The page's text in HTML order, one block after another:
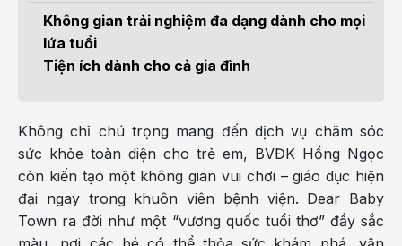
Không gian trải nghiệm đa dạng dành cho mọi
lứa tuổi
Tiện ích dành cho cả gia đình
Không chỉ chú trọng mang đến dịch vụ chăm sóc
sức khỏe toàn diện cho trẻ em, BVĐK Hồng Ngọc
còn kiến tạo một không gian vui chơi – giáo dục hiện
đại ngay trong khuôn viên bệnh viện. Dear Baby
Town ra đời như một “vương quốc tuổi thơ” đầy sắc